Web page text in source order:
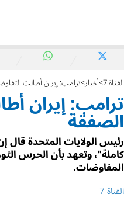
القناة 7 أخبار ترامب: إيران أطالت
ترامب: إيران
الصفقة
رئيس الولايات المتحدة
كاملة"، وتعهد بأن الحرس
المفاوضات.
القناة 7